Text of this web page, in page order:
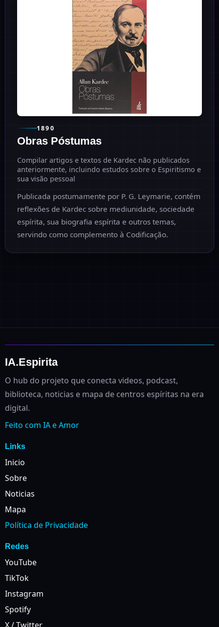
1890
Obras Póstumas
Compilar artigos e textos de Kardec não publicados
anteriormente, incluindo estudos sobre o Espiritismo e
sua visão pessoal
Publicada postumamente por P. G. Leymarie, contém
reflexões de Kardec sobre mediunidade, sociedade
espírita, sua biografia espírita e outros temas,
servindo como complemento à Codificação.
IA.Espirita
O hub do projeto que conecta videos, podcast,
biblioteca, noticias e mapa de centros espíritas na era
digital.
Feito com IA e Amor
Links
Inicio
Sobre
Noticias
Mapa
Política de Privacidade
Redes
YouTube
TikTok
Instagram
Spotify